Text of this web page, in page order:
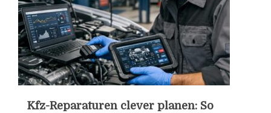
Kfz-Reparaturen clever planen: So